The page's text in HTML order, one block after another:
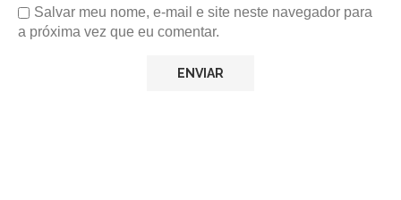
Salvar meu nome, e-mail e site neste navegador para
a próxima vez que eu comentar.